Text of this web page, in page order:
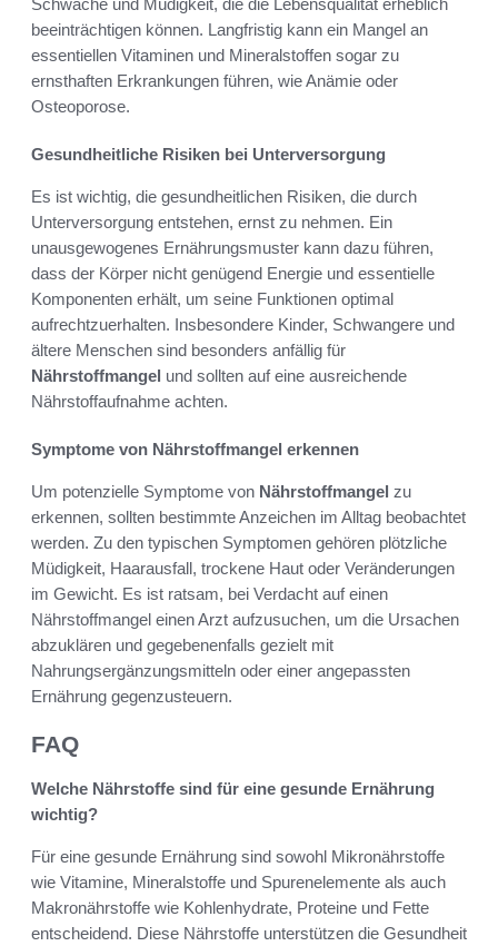
beeinträchtigen können. Langfristig kann ein Mangel an
essentiellen Vitaminen und Mineralstoffen sogar zu
ernsthaften Erkrankungen führen, wie Anämie oder
Osteoporose.
Gesundheitliche Risiken bei Unterversorgung
Es ist wichtig, die gesundheitlichen Risiken, die durch
Unterversorgung entstehen, ernst zu nehmen. Ein
unausgewogenes Ernährungsmuster kann dazu führen,
dass der Körper nicht genügend Energie und essentielle
Komponenten erhält, um seine Funktionen optimal
aufrechtzuerhalten. Insbesondere Kinder, Schwangere und
ältere Menschen sind besonders anfällig für
Nährstoffmangel und sollten auf eine ausreichende
Nährstoffaufnahme achten.
Symptome von Nährstoffmangel erkennen
Um potenzielle Symptome von Nährstoffmangel zu
erkennen, sollten bestimmte Anzeichen im Alltag beobachtet
werden. Zu den typischen Symptomen gehören plötzliche
Müdigkeit, Haarausfall, trockene Haut oder Veränderungen
im Gewicht. Es ist ratsam, bei Verdacht auf einen
Nährstoffmangel einen Arzt aufzusuchen, um die Ursachen
abzuklären und gegebenenfalls gezielt mit
Nahrungsergänzungsmitteln oder einer angepassten
Ernährung gegenzusteuern.
FAQ
Welche Nährstoffe sind für eine gesunde Ernährung
wichtig?
Für eine gesunde Ernährung sind sowohl Mikronährstoffe
wie Vitamine, Mineralstoffe und Spurenelemente als auch
Makronährstoffe wie Kohlenhydrate, Proteine und Fette
entscheidend. Diese Nährstoffe unterstützen die Gesundheit